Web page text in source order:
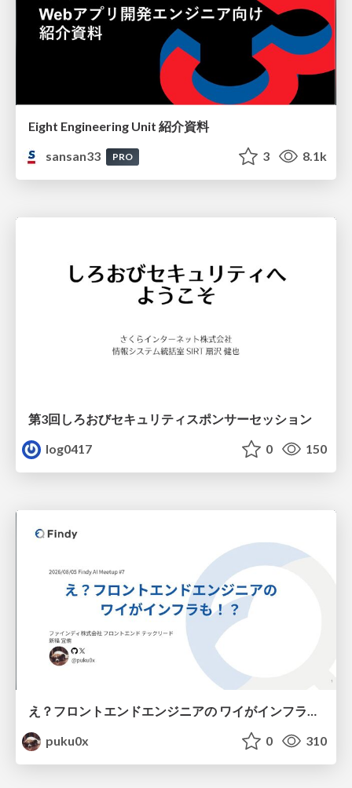
Eight Engineering Unit 紹介資料
sansan33
PRO 3 8.1k
第3回しろおびセキュリティスポンサーセッション
log0417
0 150
え？フロントエンドエンジニアの ワイがインフラも！？
puku0x
0 310